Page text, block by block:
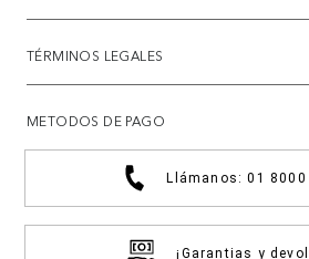
TÉRMINOS LEGALES
METODOS DE PAGO
Llámanos: 01 8000
¡Garantias y